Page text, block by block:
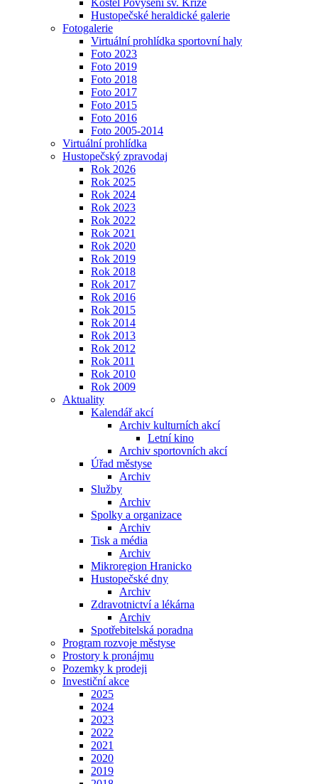
Kostel Povýšení sv. Kříže
Hustopečské heraldické galerie
Fotogalerie
Virtuální prohlídka sportovní haly
Foto 2023
Foto 2019
Foto 2018
Foto 2017
Foto 2015
Foto 2016
Foto 2005-2014
Virtuální prohlídka
Hustopečský zpravodaj
Rok 2026
Rok 2025
Rok 2024
Rok 2023
Rok 2022
Rok 2021
Rok 2020
Rok 2019
Rok 2018
Rok 2017
Rok 2016
Rok 2015
Rok 2014
Rok 2013
Rok 2012
Rok 2011
Rok 2010
Rok 2009
Aktuality
Kalendář akcí
Archiv kulturních akcí
Letní kino
Archiv sportovních akcí
Úřad městyse
Archiv
Služby
Archiv
Spolky a organizace
Archiv
Tisk a média
Archiv
Mikroregion Hranicko
Hustopečské dny
Archiv
Zdravotnictví a lékárna
Archiv
Spotřebitelská poradna
Program rozvoje městyse
Prostory k pronájmu
Pozemky k prodeji
Investiční akce
2025
2024
2023
2022
2021
2020
2019